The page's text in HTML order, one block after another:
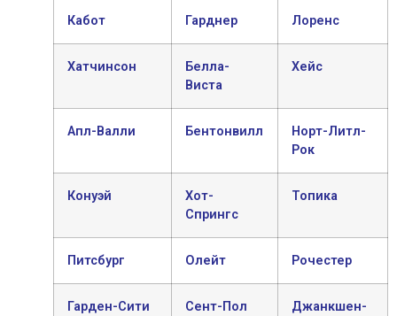
Кабот Гарднер Лоренс
Хатчинсон
Белла-
Виста
Хейс
Апл-Валли Бентонвилл
Норт-Литл-
Рок
Конуэй
Хот-
Спрингс
Топика
Питсбург Олейт Рочестер
Гарден-Сити Сент-Пол
Джанкшен-